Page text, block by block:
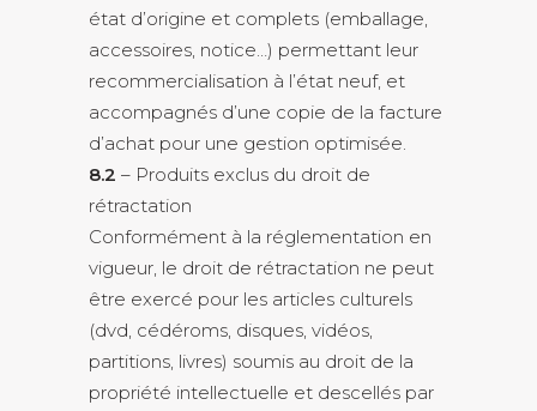
état d’origine et complets (emballage,
accessoires, notice…) permettant leur
recommercialisation à l’état neuf, et
accompagnés d’une copie de la facture
d’achat pour une gestion optimisée.
8.2 – Produits exclus du droit de
rétractation
Conformément à la réglementation en
vigueur, le droit de rétractation ne peut
être exercé pour les articles culturels
(dvd, cédéroms, disques, vidéos,
partitions, livres) soumis au droit de la
propriété intellectuelle et descellés par